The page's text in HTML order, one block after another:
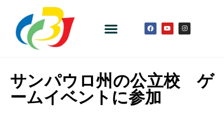
サンパウロ州の公立校 ゲ
ームイベントに参加